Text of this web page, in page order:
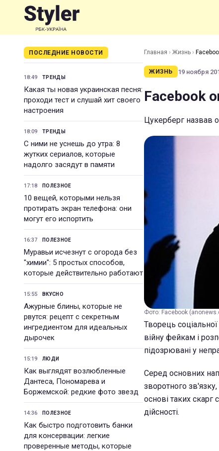
ПОСЛЕДНИЕ НОВОСТИ
18:49 ТРЕНДЫ
Какая ты новая украинская песня:
проходи тест и слушай хит своего
настроения
18:09 ТРЕНДЫ
С ними не уснешь до утра: 8
жутких сериалов, которые
надолго засядут в памяти
17:18 ПОЛЕЗНОЕ
10 вещей, которыми нельзя
протирать экран телефона: они
могут его испортить
16:37 ПОЛЕЗНОЕ
Муравьи исчезнут с огорода без
"химии": 5 простых способов,
которые действительно работают
15:55 ВКУСНО
Ажурные блины, которые не
рвутся: рецепт с секретным
ингредиентом для идеальных
дырочек
15:19 ЛЮДИ
Как выглядят возлюбленные
Дантеса, Пономарева и
Боржемской: редкие фото звезд
14:36 ПОЛЕЗНОЕ
Как быстро подготовить банки
для консервации: легкие
проверенные методы, которые
Главная › Жизнь ›
ЖИЗНЬ 19 ноября
Facebook
Цукерберг назвав
Фото: Facebook
Творець
війну фейкам і
підозрювані у
Серед основних
зворотного
основі таких скарг
дійсності.